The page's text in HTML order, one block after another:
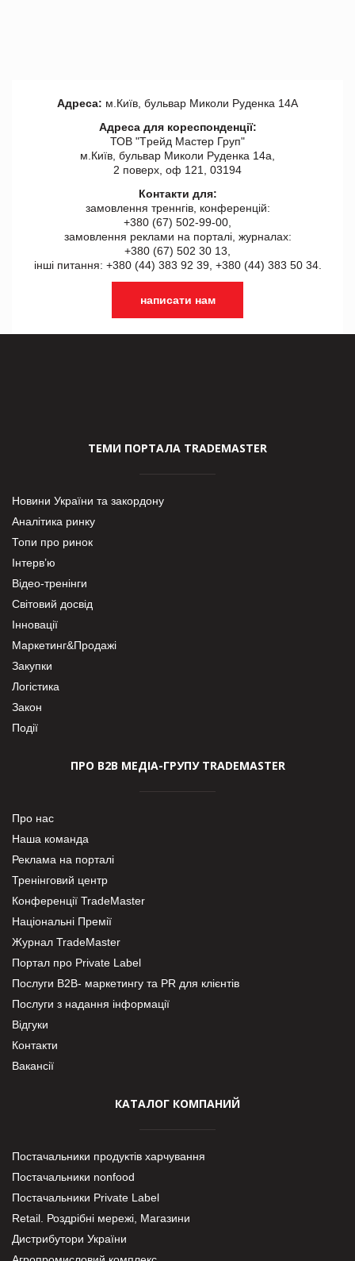
Адреса: м.Київ, бульвар Миколи Руденка 14А
Адреса для кореспонденції:
ТОВ "Tрейд Мастер Груп"
м.Київ, бульвар Миколи Руденка 14а,
2 поверх, оф 121, 03194
Контакти для:
замовлення треннгів, конференцій:
+380 (67) 502-99-00,
замовлення реклами на порталі, журналах:
+380 (67) 502 30 13,
інші питання: +380 (44) 383 92 39, +380 (44) 383 50 34.
написати нам
ТЕМИ ПОРТАЛА TRADEMASTER
Новини України та закордону
Аналітика ринку
Топи про ринок
Інтерв’ю
Відео-тренінги
Світовий досвід
Інновації
Маркетинг&Продажі
Закупки
Логістика
Закон
Події
ПРО В2В МЕДІА-ГРУПУ TRADEMASTER
Про нас
Наша команда
Реклама на порталі
Тренінговий центр
Конференції TradeMaster
Національні Премії
Журнал TradeMaster
Портал про Private Label
Послуги В2В- маркетингу та PR для клієнтів
Послуги з надання інформації
Відгуки
Контакти
Вакансії
КАТАЛОГ КОМПАНИЙ
Постачальники продуктів харчування
Постачальники nonfood
Постачальники Private Label
Retail. Роздрібні мережі, Магазини
Дистрибутори України